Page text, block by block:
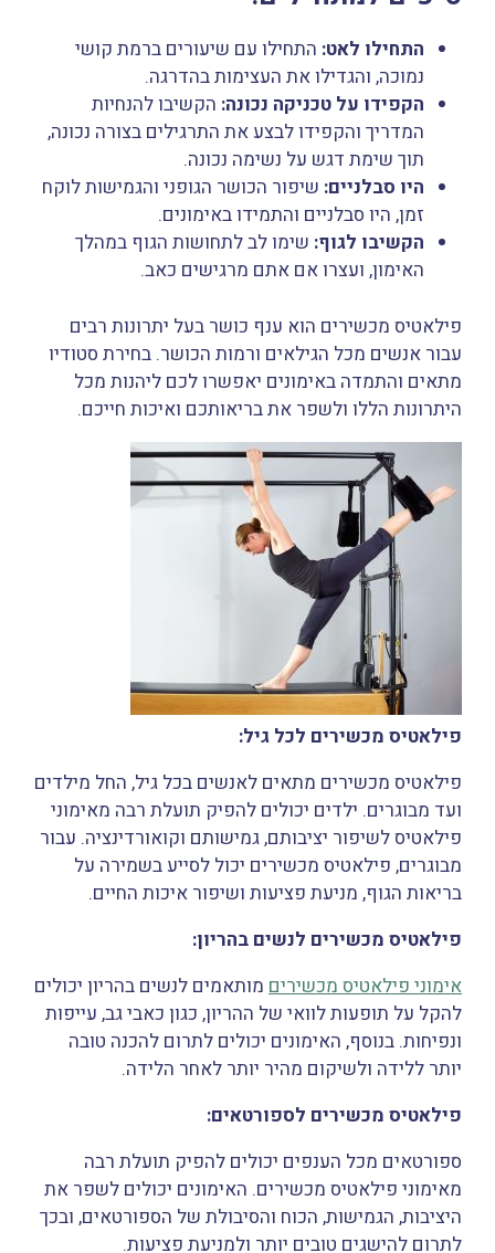
התחילו לאט: התחילו עם שיעורים ברמת קושי
נמוכה, והגדילו את העצימות בהדרגה.
הקפידו על טכניקה נכונה: הקשיבו להנחיות
המדריך והקפידו לבצע את התרגילים בצורה נכונה,
תוך שימת דגש על נשימה נכונה.
היו סבלניים: שיפור הכושר הגופני והגמישות לוקח
זמן, היו סבלניים והתמידו באימונים.
הקשיבו לגוף: שימו לב לתחושות הגוף במהלך
האימון, ועצרו אם אתם מרגישים כאב.
פילאטיס מכשירים הוא ענף כושר בעל יתרונות רבים
עבור אנשים מכל הגילאים ורמות הכושר. בחירת סטודיו
מתאים והתמדה באימונים יאפשרו לכם ליהנות מכל
היתרונות הללו ולשפר את בריאותכם ואיכות חייכם.
פילאטיס מכשירים לכל גיל:
פילאטיס מכשירים מתאים לאנשים בכל גיל, החל מילדים
ועד מבוגרים. ילדים יכולים להפיק תועלת רבה מאימוני
פילאטיס לשיפור יציבותם, גמישותם וקואורדינציה. עבור
מבוגרים, פילאטיס מכשירים יכול לסייע בשמירה על
בריאות הגוף, מניעת פציעות ושיפור איכות החיים.
פילאטיס מכשירים לנשים בהריון:
אימוני פילאטיס מכשירים מותאמים לנשים בהריון יכולים
להקל על תופעות לוואי של ההריון, כגון כאבי גב, עייפות
ונפיחות. בנוסף, האימונים יכולים לתרום להכנה טובה
יותר ללידה ולשיקום מהיר יותר לאחר הלידה.
פילאטיס מכשירים לספורטאים:
ספורטאים מכל הענפים יכולים להפיק תועלת רבה
מאימוני פילאטיס מכשירים. האימונים יכולים לשפר את
היציבות, הגמישות, הכוח והסיבולת של הספורטאים, ובכך
לתרום להישגים טובים יותר ולמניעת פציעות.